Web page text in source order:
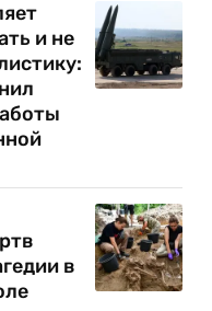
и не
в